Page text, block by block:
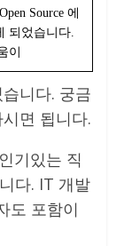
Source 에
되었습니다.
이
니다. 궁금
면 됩니다.
기있는 직
다. IT 개발
도 포함이